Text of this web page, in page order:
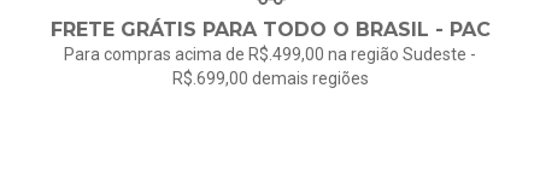
FRETE GRÁTIS PARA TODO O BRASIL - PAC
Para compras acima de R$.499,00 na região Sudeste -
R$.699,00 demais regiões